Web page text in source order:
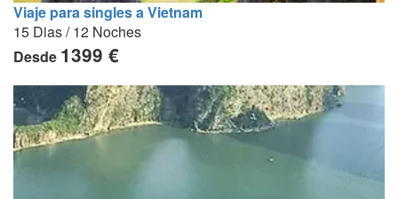
Viaje para singles a Vietnam
15 Dias / 12 Noches
Desde 1399 €